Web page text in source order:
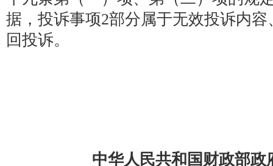
据，投诉事项2部分属于无效投诉内
回投诉。
中华人民共和国财政部政